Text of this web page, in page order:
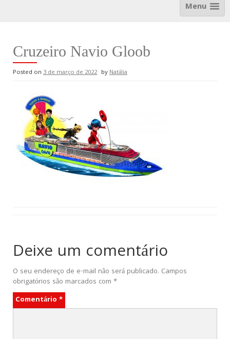
Menu
Cruzeiro Navio Gloob
Posted on 3 de março de 2022 byNatália
Deixe um comentário
O seu endereço de e-mail não será publicado. Campos
obrigatórios são marcados com *
Comentário *